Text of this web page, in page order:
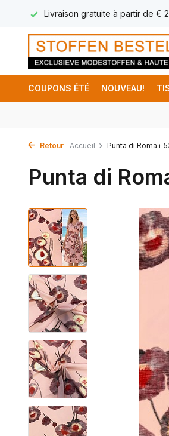
Livraison gratuite à partir de €
COUPONS ÉTÉ NOUVEAU!
Retour Accueil Punta di Roma+
Punta di